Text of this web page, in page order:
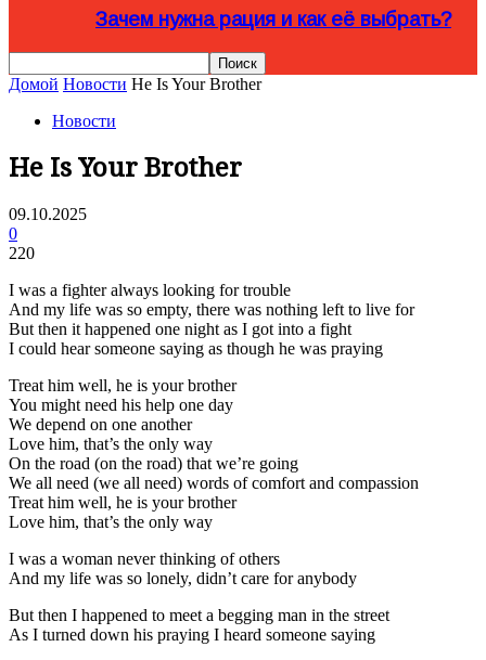
Зачем нужна рация и как её выбрать?
Домой Новости He Is Your Brother
Новости
He Is Your Brother
09.10.2025
0
220
I was a fighter always looking for trouble
And my life was so empty, there was nothing left to live for
But then it happened one night as I got into a fight
I could hear someone saying as though he was praying
Treat him well, he is your brother
You might need his help one day
We depend on one another
Love him, that’s the only way
On the road (on the road) that we’re going
We all need (we all need) words of comfort and compassion
Treat him well, he is your brother
Love him, that’s the only way
I was a woman never thinking of others
And my life was so lonely, didn’t care for anybody
But then I happened to meet a begging man in the street
As I turned down his praying I heard someone saying